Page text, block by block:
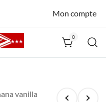
Mon compte
0
vanilla